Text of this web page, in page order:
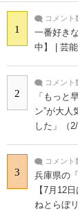
1
コメント
一番好き
中】 | 芸
2
コメント
「もっと
ン”が大
した」（
3
コメント
兵庫県の
【7月12
ねとらぼ